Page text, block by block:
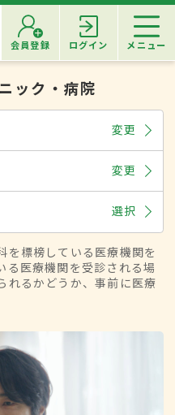
会員登録 ログイン メニュー
ック・病院
変更
変更
選択
標榜している医療機関を
る医療機関を受診される場
れるかどうか、事前に医療